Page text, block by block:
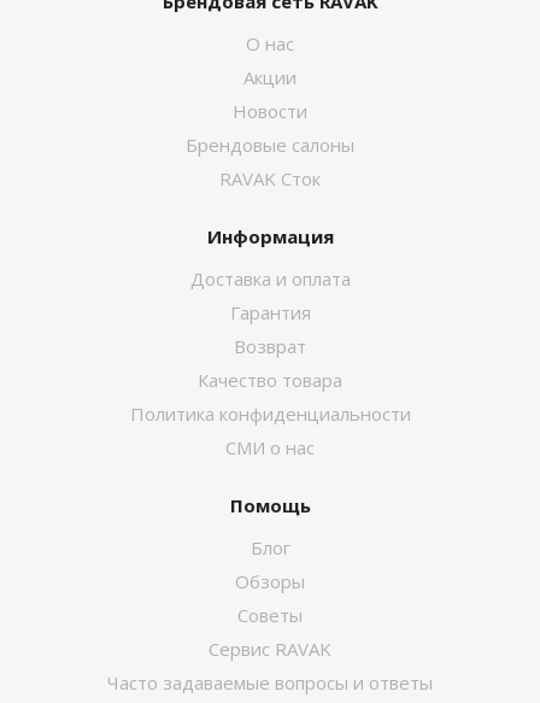
О нас
Акции
Новости
Брендовые салоны
RAVAK Сток
Информация
Доставка и оплата
Гарантия
Возврат
Качество товара
Политика конфиденциальности
СМИ о нас
Помощь
Блог
Обзоры
Советы
Сервис RAVAK
Часто задаваемые вопросы и ответы